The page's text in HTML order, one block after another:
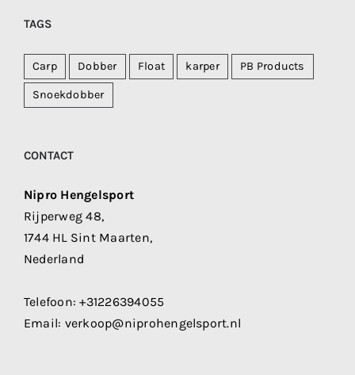
TAGS
Carp Dobber Float karper PB Products
Snoekdobber
CONTACT
Nipro Hengelsport
Rijperweg 48,
1744 HL Sint Maarten,
Nederland
Telefoon:+31226394055
Email: verkoop@niprohengelsport.nl